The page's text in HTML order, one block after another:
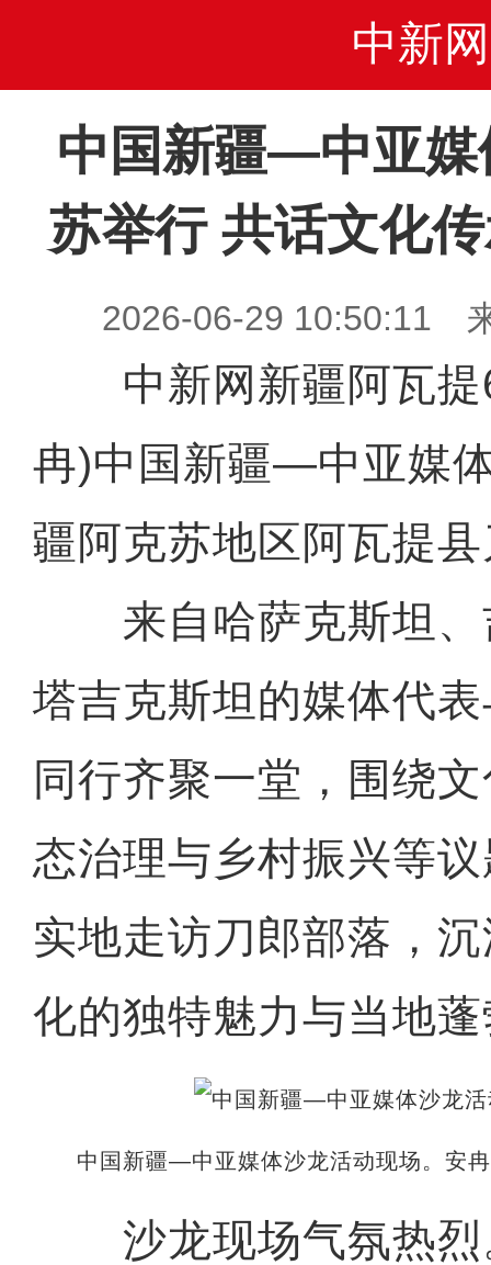
中新网
中国新疆—中亚媒
苏举行 共话文化
2026-06-29 10:50:11
中新网新疆阿瓦提
冉)中国新疆—中亚媒
疆阿克苏地区阿瓦提
来自哈萨克斯坦、
塔吉克斯坦的媒体代
同行齐聚一堂，围绕
态治理与乡村振兴等
实地走访刀郎部落，
化的独特魅力与当地
中国新疆—中亚媒体沙龙活动现场。安
沙龙现场气氛热烈